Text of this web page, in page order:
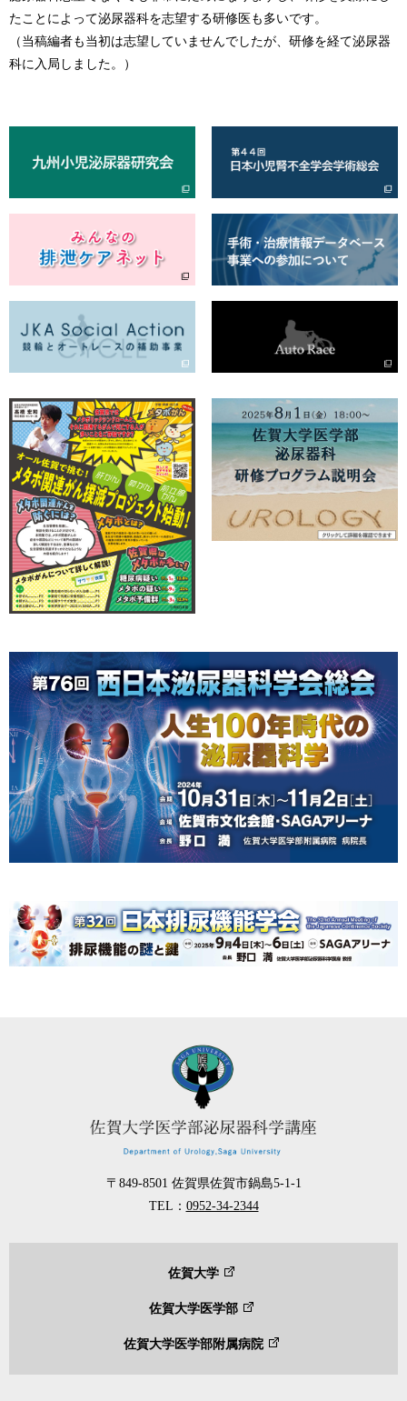
たことによって泌尿器科を志望する研修医も多いです。
（当稿編者も当初は志望していませんでしたが、研修を経て泌尿器
科に入局しました。）
〒849-8501 佐賀県佐賀市鍋島5-1-1
TEL： 0952-34-2344
佐賀大学
佐賀大学医学部
佐賀大学医学部附属病院